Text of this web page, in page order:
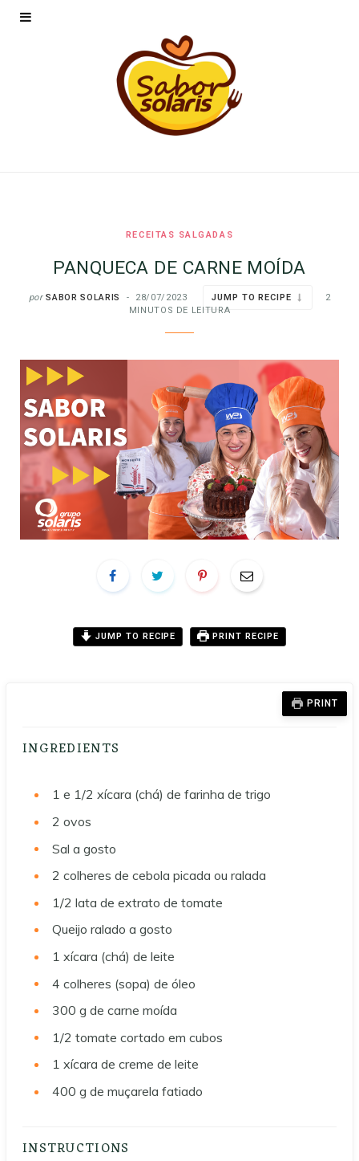
RECEITAS SALGADAS
PANQUECA DE CARNE MOÍDA
por SABOR SOLARIS 28/07/2023 JUMP TO RECIPE
2
MINUTOS DE LEITURA
JUMP TO RECIPE PRINT RECIPE
PRINT
INGREDIENTS
1 e 1/2 xícara (chá) de farinha de trigo
2 ovos
Sal a gosto
2 colheres de cebola picada ou ralada
1/2 lata de extrato de tomate
Queijo ralado a gosto
1 xícara (chá) de leite
4 colheres (sopa) de óleo
300 g de carne moída
1/2 tomate cortado em cubos
1 xícara de creme de leite
400 g de muçarela fatiado
INSTRUCTIONS